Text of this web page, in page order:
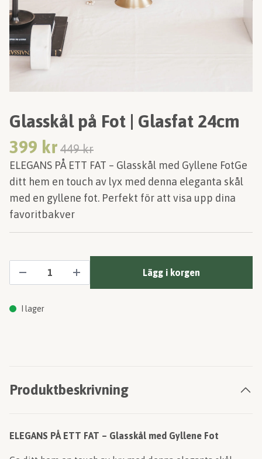
Glasskål på Fot | Glasfat 24cm
399 kr 449 kr
ELEGANS PÅ ETT FAT – Glasskål med Gyllene FotGe
ditt hem en touch av lyx med denna eleganta skål
med en gyllene fot. Perfekt för att visa upp dina
favoritbakver
Lägg i korgen
I lager
Produktbeskrivning
ELEGANS PÅ ETT FAT – Glasskål med Gyllene Fot